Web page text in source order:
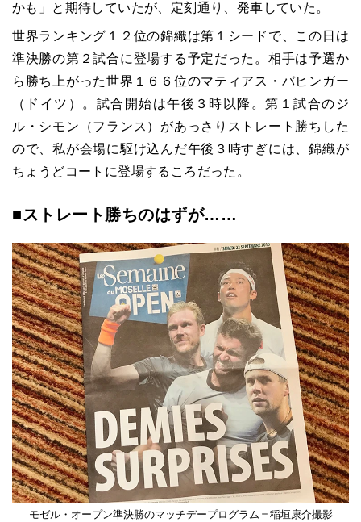
かも」と期待していたが、定刻通り、発車していた。
世界ランキング１２位の錦織は第１シードで、この日は
準決勝の第２試合に登場する予定だった。相手は予選か
ら勝ち上がった世界１６６位のマティアス・バヒンガー
（ドイツ）。試合開始は午後３時以降。第１試合のジ
ル・シモン（フランス）があっさりストレート勝ちした
ので、私が会場に駆け込んだ午後３時すぎには、錦織が
ちょうどコートに登場するころだった。
■ストレート勝ちのはずが……
モゼル・オープン準決勝のマッチデープログラム＝稲垣康介撮影